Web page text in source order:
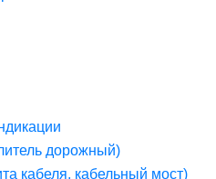
дорожный)
кабеля, кабельный мост)